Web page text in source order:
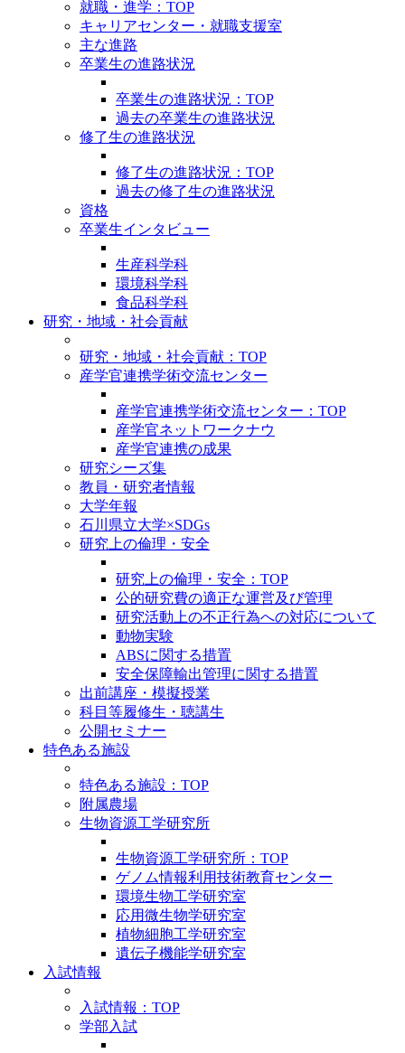
就職・進学：TOP
キャリアセンター・就職支援室
主な進路
卒業生の進路状況
卒業生の進路状況：TOP
過去の卒業生の進路状況
修了生の進路状況
修了生の進路状況：TOP
過去の修了生の進路状況
資格
卒業生インタビュー
生産科学科
環境科学科
食品科学科
研究・地域・社会貢献
研究・地域・社会貢献：TOP
産学官連携学術交流センター
産学官連携学術交流センター：TOP
産学官ネットワークナウ
産学官連携の成果
研究シーズ集
教員・研究者情報
大学年報
石川県立大学×SDGs
研究上の倫理・安全
研究上の倫理・安全：TOP
公的研究費の適正な運営及び管理
研究活動上の不正行為への対応について
動物実験
ABSに関する措置
安全保障輸出管理に関する措置
出前講座・模擬授業
科目等履修生・聴講生
公開セミナー
特色ある施設
特色ある施設：TOP
附属農場
生物資源工学研究所
生物資源工学研究所：TOP
ゲノム情報利用技術教育センター
環境生物工学研究室
応用微生物学研究室
植物細胞工学研究室
遺伝子機能学研究室
入試情報
入試情報：TOP
学部入試